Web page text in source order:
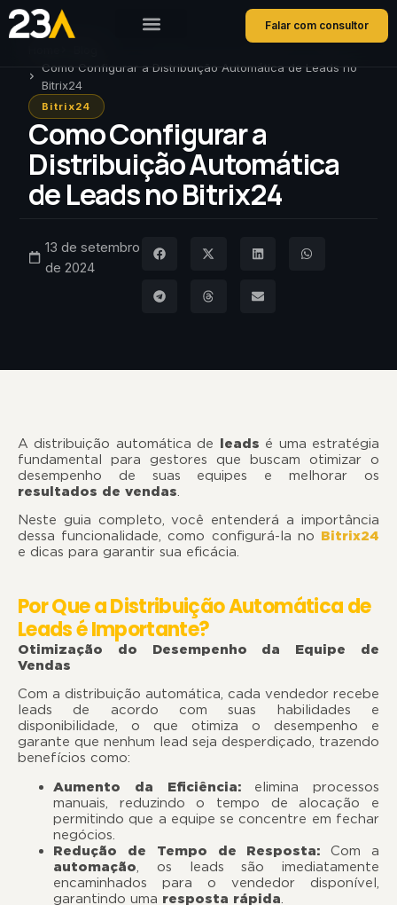
Falar com consultor
Como Configurar a Distribuição Automática de Leads no
Bitrix24
Bitrix24
Como Configurar a
Distribuição Automática
de Leads no Bitrix24
13 de setembro
de 2024
A distribuição automática de leads é uma estratégia
fundamental para gestores que buscam otimizar o
desempenho de suas equipes e melhorar os
resultados de vendas.
Neste guia completo, você entenderá a importância
dessa funcionalidade, como configurá-la no Bitrix24
e dicas para garantir sua eficácia.
Por Que a Distribuição Automática de
Leads é Importante?
Otimização do Desempenho da Equipe de
Vendas
Com a distribuição automática, cada vendedor recebe
leads de acordo com suas habilidades e
disponibilidade, o que otimiza o desempenho e
garante que nenhum lead seja desperdiçado, trazendo
benefícios como:
Aumento da Eficiência:elimina processos
manuais, reduzindo o tempo de alocação e
permitindo que a equipe se concentre em fechar
negócios.
Redução de Tempo de Resposta: Com a
automação , os leads são imediatamente
encaminhados para o vendedor disponível,
garantindo uma resposta rápida